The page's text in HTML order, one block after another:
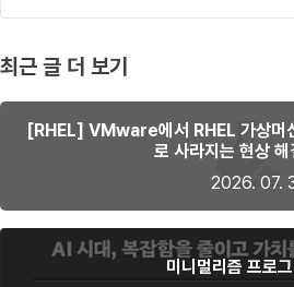
최근 글 더 보기
[RHEL] VMware에서 RHEL 가상머
로 사라지는 현상 해
2026. 07.
미니멀리즘 프로그